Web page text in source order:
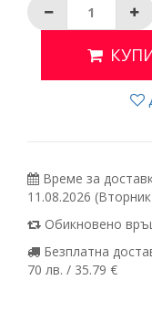
Време за
11.08.2026
Обикновено
Безплатна
70 лв. / 35.79 €